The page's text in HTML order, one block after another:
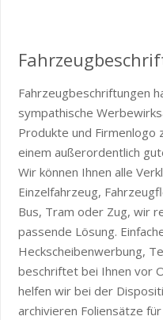
Fahrzeugbeschriftungen
sympathische
Produkte und Firmenlogo
einem außerordentlich
Wir können Ihnen alle
Einzelfahrzeug,
Bus, Tram oder Zug, wir
passende Lösung.
Heckscheibenwerbung,
beschriftet bei Ihnen vor
helfen wir bei der
archivieren Foliensätze